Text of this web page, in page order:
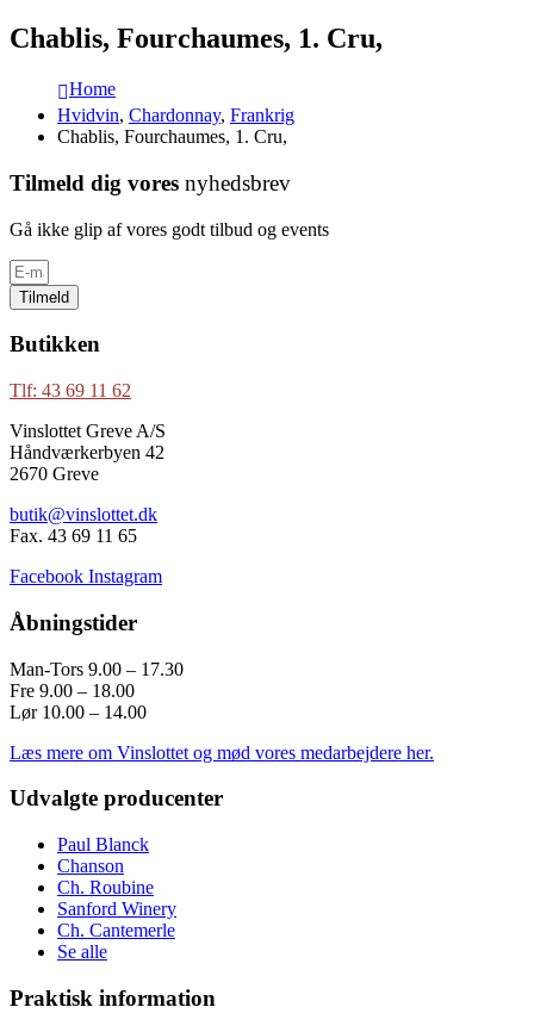
Chablis, Fourchaumes, 1. Cru,
Home
Hvidvin, Chardonnay, Frankrig
Chablis, Fourchaumes, 1. Cru,
Tilmeld dig vores nyhedsbrev
Gå ikke glip af vores godt tilbud og events
Tilmeld
Butikken
Tlf: 43 69 11 62
Vinslottet Greve A/S
Håndværkerbyen 42
2670 Greve
butik@vinslottet.dk
Fax. 43 69 11 65
Facebook Instagram
Åbningstider
Man-Tors 9.00 – 17.30
Fre 9.00 – 18.00
Lør 10.00 – 14.00
Læs mere om Vinslottet og mød vores medarbejdere her.
Udvalgte producenter
Paul Blanck
Chanson
Ch. Roubine
Sanford Winery
Ch. Cantemerle
Se alle
Praktisk information